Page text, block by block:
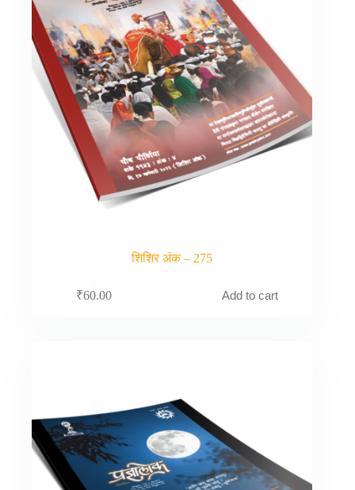
शिशिर अंक – 275
₹60.00 Add to cart